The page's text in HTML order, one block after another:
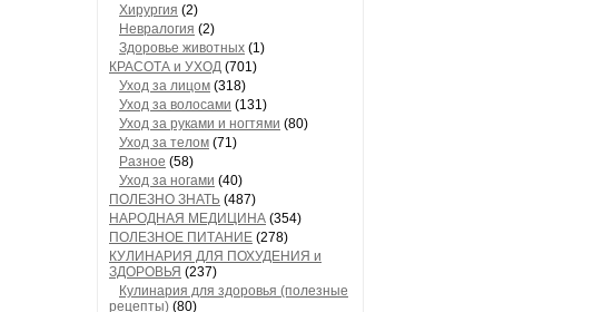
Хирургия (2)
Невралогия (2)
Здоровье животных (1)
КРАСОТА и УХОД (701)
Уход за лицом (318)
Уход за волосами (131)
Уход за руками и ногтями (80)
Уход за телом (71)
Разное (58)
Уход за ногами (40)
ПОЛЕЗНО ЗНАТЬ (487)
НАРОДНАЯ МЕДИЦИНА (354)
ПОЛЕЗНОЕ ПИТАНИЕ (278)
КУЛИНАРИЯ ДЛЯ ПОХУДЕНИЯ и
ЗДОРОВЬЯ (237)
Кулинария для здоровья (полезные
рецепты) (80)